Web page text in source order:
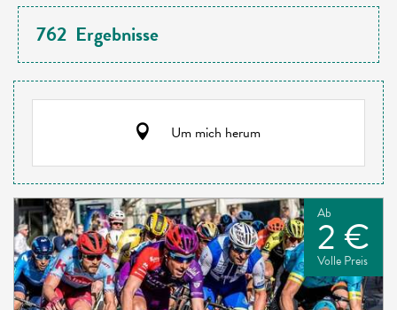
762 Ergebnisse
Um mich herum
Ab
2 €
Volle Preis